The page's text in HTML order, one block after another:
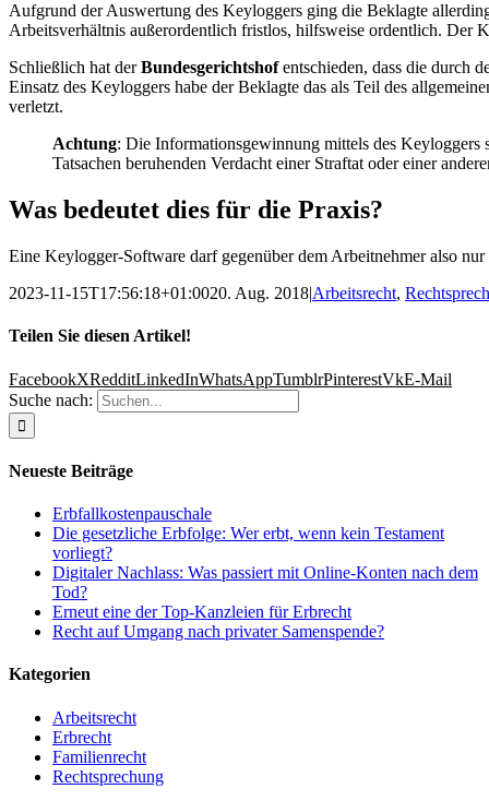
Aufgrund der Auswertung des Keyloggers ging die Beklagte
Arbeitsverhältnis außerordentlich fristlos, hilfsweise ordentlich. Der
Schließlich hat derBundesgerichtshofentschieden, dass die durch
Einsatz des Keyloggers habe der Beklagte das als Teil des
verletzt.
Achtung: Die Informationsgewinnung mittels des Keyloggers
Tatsachen beruhenden Verdacht einer Straftat oder einer
Was bedeutet dies für die Praxis?
Eine Keylogger-Software darf gegenüber dem Arbeitnehmer also
2023-11-15T17:56:18+01:0020. Aug. 2018|Arbeitsrecht,
Teilen Sie diesen Artikel!
FacebookXRedditLinkedInWhatsAppTumblrPinterestVkE-Mail
Suche nach:
Neueste Beiträge
Erbfallkostenpauschale
Die gesetzliche Erbfolge: Wer erbt, wenn kein Testament
vorliegt?
Digitaler Nachlass: Was passiert mit Online-Konten nach dem
Tod?
Erneut eine der Top-Kanzleien für Erbrecht
Recht auf Umgang nach privater Samenspende?
Kategorien
Arbeitsrecht
Erbrecht
Familienrecht
Rechtsprechung